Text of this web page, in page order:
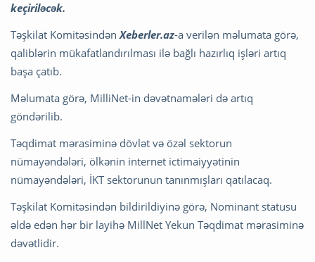
keçiriləcək.
Təşkilat KomitəsindənXeberler.az-a verilən məlumata görə,
qaliblərin mükafatlandırılması ilə bağlı hazırlıq işləri artıq
başa çatıb.
Məlumata görə, MilliNet-in dəvətnamələri də artıq
göndərilib.
Təqdimat mərasiminə dövlət və özəl sektorun
nümayəndələri, ölkənin internet ictimaiyyətinin
nümayəndələri, İKT sektorunun tanınmışları qatılacaq.
Təşkilat Komitəsindən bildirildiyinə görə, Nominant statusu
əldə edən hər bir layihə MillNet Yekun Təqdimat mərasiminə
dəvətlidir.